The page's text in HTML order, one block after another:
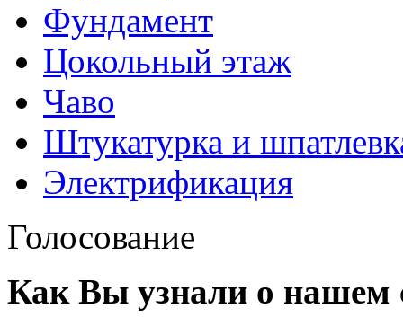
Фундамент
Цокольный этаж
Чаво
Штукатурка и
Электрификация
Голосование
Как Вы узнали о нашем